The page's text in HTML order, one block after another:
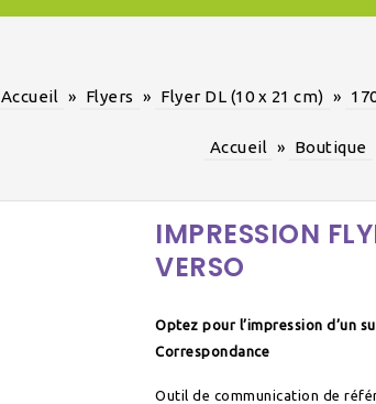
Accueil » Flyers » Flyer DL (10 x 21 cm) »
Accueil » Boutique
IMPRESSION
VERSO
Optez pour l’impression d’un
Correspondance
Outil de communication de